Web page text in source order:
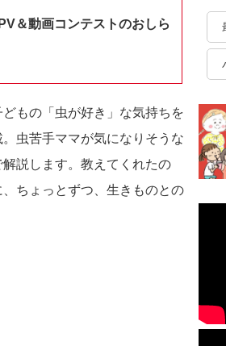
＆動画コンテストのおしら
もの「虫が好き」な気持ちを
虫苦手ママが気になりそうな
説します。教えてくれたの
ちょっとずつ、生きものとの